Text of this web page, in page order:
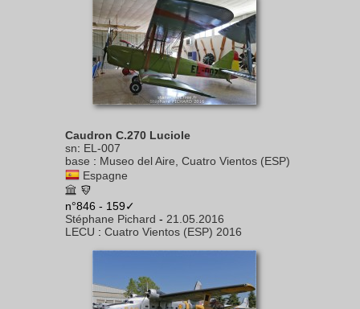
Caudron C.270 Luciole
sn: EL-007
base : Museo del Aire, Cuatro Vientos (ESP)
Espagne
n°846 - 159✓
Stéphane Pichard - 21.05.2016
LECU : Cuatro Vientos (ESP) 2016